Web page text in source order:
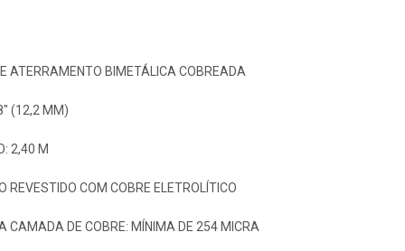
ATERRAMENTO BIMETÁLICA COBREADA
(12,2 MM)
2,40 M
REVESTIDO COM COBRE ELETROLÍTICO
CAMADA DE COBRE: MÍNIMA DE 254 MICRA